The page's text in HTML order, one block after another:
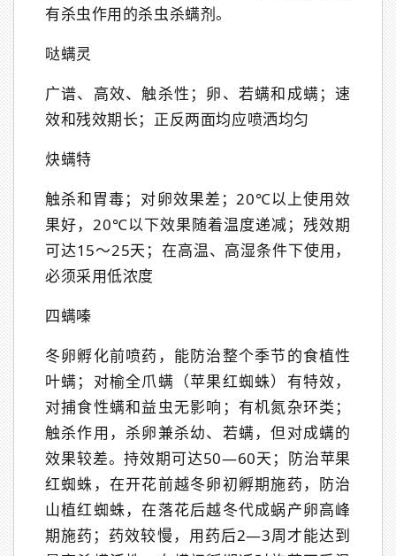
有杀虫作用的杀虫杀螨剂。
哒螨灵
广谱、高效、触杀性；卵、若螨和成螨；速
效和残效期长；正反两面均应喷洒均匀
炔螨特
触杀和胃毒；对卵效果差；20℃以上使用效
果好，20℃以下效果随着温度递减；残效期
可达15～25天；在高温、高湿条件下使用，
必须采用低浓度
四螨嗪
冬卵孵化前喷药，能防治整个季节的食植性
叶螨；对榆全爪螨（苹果红蜘蛛）有特效，
对捕食性螨和益虫无影响；有机氮杂环类；
触杀作用，杀卵兼杀幼、若螨，但对成螨的
效果较差。持效期可达50—60天；防治苹果
红蜘蛛，在开花前越冬卵初孵期施药，防治
山植红蜘蛛，在落花后越冬代成蜗产卵高峰
期施药；药效较慢，用药后2—3周才能达到